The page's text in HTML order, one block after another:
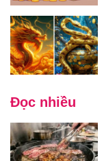
Đọc nhiều